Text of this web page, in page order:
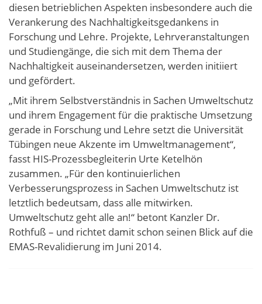
diesen betrieblichen Aspekten insbesondere auch die
Verankerung des Nachhaltigkeitsgedankens in
Forschung und Lehre. Projekte, Lehrveranstaltungen
und Studiengänge, die sich mit dem Thema der
Nachhaltigkeit auseinandersetzen, werden initiiert
und gefördert.
„Mit ihrem Selbstverständnis in Sachen Umweltschutz
und ihrem Engagement für die praktische Umsetzung
gerade in Forschung und Lehre setzt die Universität
Tübingen neue Akzente im Umweltmanagement“,
fasst HIS-Prozessbegleiterin Urte Ketelhön
zusammen. „Für den kontinuierlichen
Verbesserungsprozess in Sachen Umweltschutz ist
letztlich bedeutsam, dass alle mitwirken.
Umweltschutz geht alle an!“ betont Kanzler Dr.
Rothfuß – und richtet damit schon seinen Blick auf die
EMAS-Revalidierung im Juni 2014.